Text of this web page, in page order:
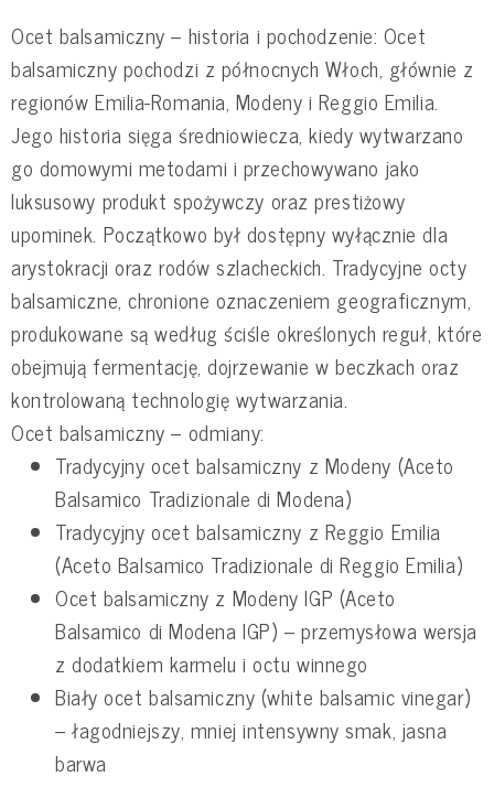
Ocet balsamiczny – historia i pochodzenie: Ocet
balsamiczny pochodzi z północnych Włoch, głównie z
regionów Emilia-Romania, Modeny i Reggio Emilia.
Jego historia sięga średniowiecza, kiedy wytwarzano
go domowymi metodami i przechowywano jako
luksusowy produkt spożywczy oraz prestiżowy
upominek. Początkowo był dostępny wyłącznie dla
arystokracji oraz rodów szlacheckich. Tradycyjne octy
balsamiczne, chronione oznaczeniem geograficznym,
produkowane są według ściśle określonych reguł, które
obejmują fermentację, dojrzewanie w beczkach oraz
kontrolowaną technologię wytwarzania.
Ocet balsamiczny – odmiany:
Tradycyjny ocet balsamiczny z Modeny (Aceto
Balsamico Tradizionale di Modena)
Tradycyjny ocet balsamiczny z Reggio Emilia
(Aceto Balsamico Tradizionale di Reggio Emilia)
Ocet balsamiczny z Modeny IGP (Aceto
Balsamico di Modena IGP) – przemysłowa wersja
z dodatkiem karmelu i octu winnego
Biały ocet balsamiczny (white balsamic vinegar)
– łagodniejszy, mniej intensywny smak, jasna
barwa